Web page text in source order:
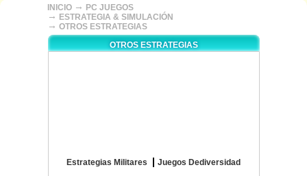
INICIO → PC JUEGOS
→ ESTRATEGIA & SIMULACIÓN
→ OTROS ESTRATEGIAS
OTROS ESTRATEGIAS
Estrategias Militares Juegos Dediversidad